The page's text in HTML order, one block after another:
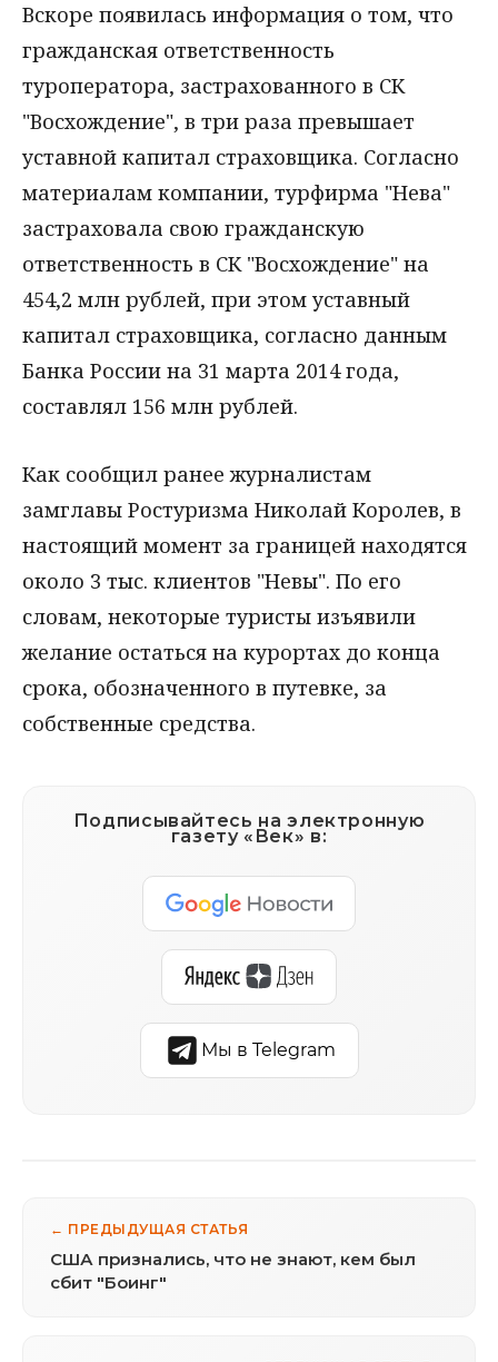
Вскоре появилась информация о том, что
гражданская ответственность
туроператора, застрахованного в СК
"Восхождение", в три раза превышает
уставной капитал страховщика. Согласно
материалам компании, турфирма "Нева"
застраховала свою гражданскую
ответственность в СК "Восхождение" на
454,2 млн рублей, при этом уставный
капитал страховщика, согласно данным
Банка России на 31 марта 2014 года,
составлял 156 млн рублей.
Как сообщил ранее журналистам
замглавы Ростуризма Николай Королев, в
настоящий момент за границей находятся
около 3 тыс. клиентов "Невы". По его
словам, некоторые туристы изъявили
желание остаться на курортах до конца
срока, обозначенного в путевке, за
собственные средства.
Подписывайтесь на электронную
газету «Век» в:
Мы в Telegram
← ПРЕДЫДУЩАЯ СТАТЬЯ
США признались, что не знают, кем был
сбит "Боинг"